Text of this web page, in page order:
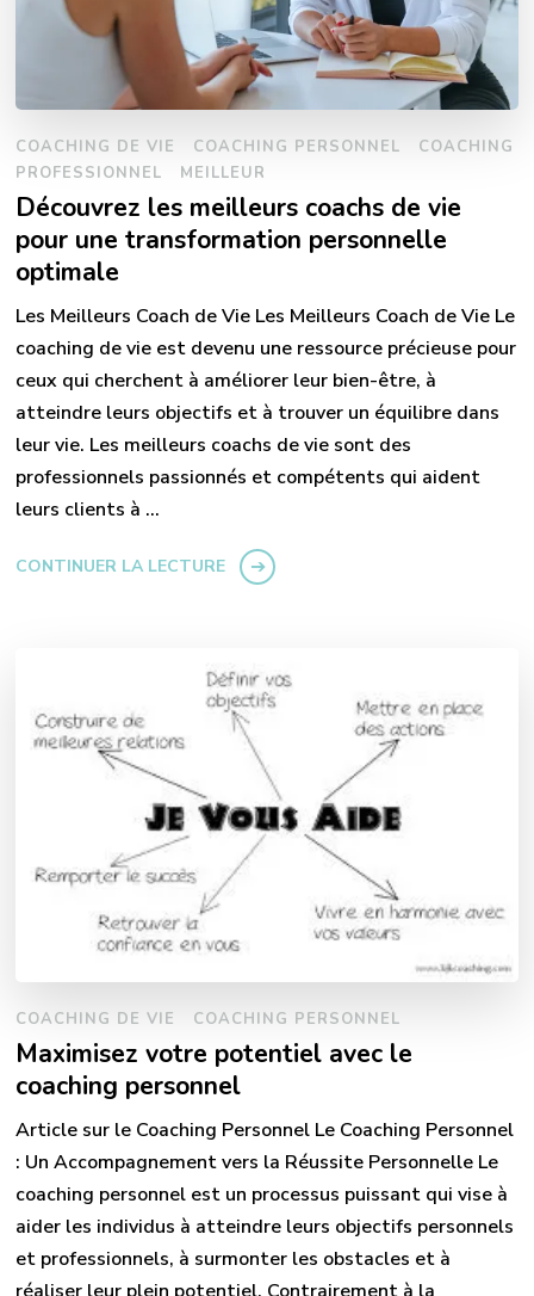
COACHING DE VIE COACHING PERSONNEL
COACHING
PROFESSIONNEL
MEILLEUR
Découvrez les meilleurs coachs de vie
pour une transformation personnelle
optimale
Les Meilleurs Coach de Vie Les Meilleurs Coach de Vie Le
coaching de vie est devenu une ressource précieuse pour
ceux qui cherchent à améliorer leur bien-être, à
atteindre leurs objectifs et à trouver un équilibre dans
leur vie. Les meilleurs coachs de vie sont des
professionnels passionnés et compétents qui aident
leurs clients à …
CONTINUER LA LECTURE
COACHING DE VIE COACHING PERSONNEL
Maximisez votre potentiel avec le
coaching personnel
Article sur le Coaching Personnel Le Coaching Personnel
: Un Accompagnement vers la Réussite Personnelle Le
coaching personnel est un processus puissant qui vise à
aider les individus à atteindre leurs objectifs personnels
et professionnels, à surmonter les obstacles et à